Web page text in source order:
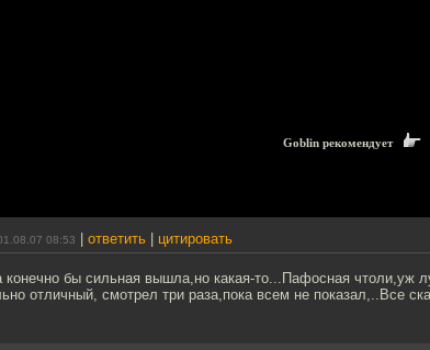
Goblin рекомендует
08:53 ответить цитировать
конечно бы сильная вышла,но какая-то...Пафосная чтоли,уж
отличный, смотрел три раза,пока всем не показал,..Все